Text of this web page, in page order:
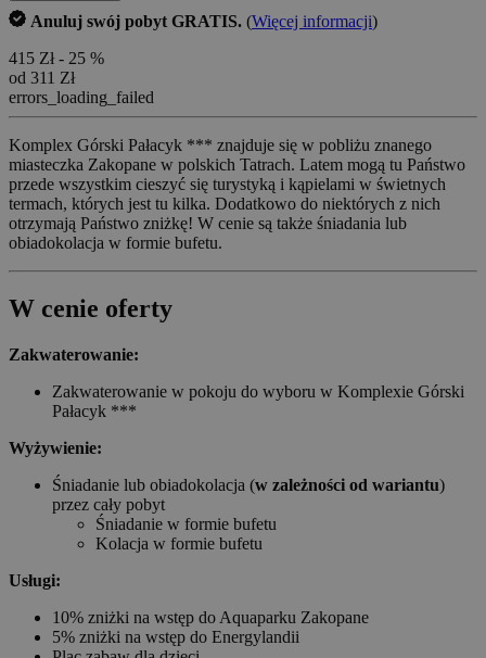
Anuluj swój pobyt GRATIS. (Więcej informacji)
415 Zł- 25 %
od 311 Zł
errors_loading_failed
Komplex Górski Pałacyk *** znajduje się w pobliżu znanego
miasteczka Zakopane w polskich Tatrach. Latem mogą tu Państwo
przede wszystkim cieszyć się turystyką i kąpielami w świetnych
termach, których jest tu kilka. Dodatkowo do niektórych z nich
otrzymają Państwo zniżkę! W cenie są także śniadania lub
obiadokolacja w formie bufetu.
W cenie oferty
Zakwaterowanie:
Zakwaterowanie w pokoju do wyboru w Komplexie Górski
Pałacyk ***
Wyżywienie:
Śniadanie lub obiadokolacja (w zależności od wariantu)
przez cały pobyt
Śniadanie w formie bufetu
Kolacja w formie bufetu
Usługi:
10% zniżki na wstęp do Aquaparku Zakopane
5% zniżki na wstęp do Energylandii